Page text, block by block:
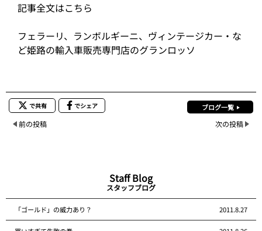
記事全文はこちら
フェラーリ、ランボルギーニ、ヴィンテージカー・な
ど姫路の輸入車販売専門店のグランロッソ
で共有 でシェア ブログ一覧
前の投稿 次の投稿
Staff Blog
スタッフブログ
「ゴールド」の威力あり？ 2011.8.27